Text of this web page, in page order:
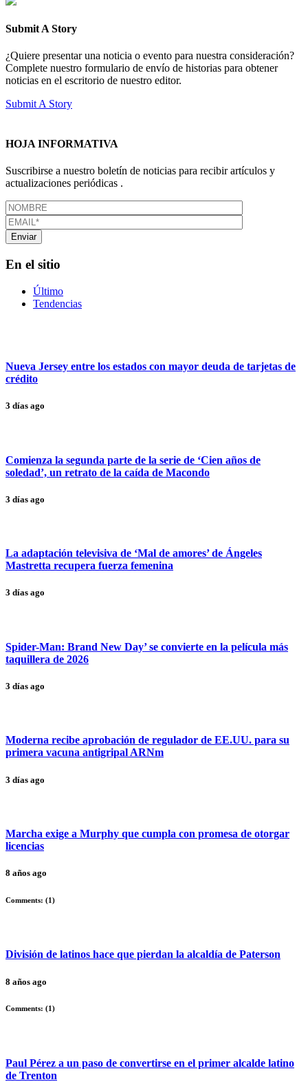
Submit A Story
¿Quiere presentar una noticia o evento para nuestra consideración?
Complete nuestro formulario de envío de historias para obtener
noticias en el escritorio de nuestro editor.
Submit A Story
HOJA INFORMATIVA
Suscribirse a nuestro boletín de noticias para recibir artículos y
actualizaciones periódicas .
En el sitio
Último
Tendencias
Nueva Jersey entre los estados con mayor deuda de tarjetas de
crédito
3 días ago
Comienza la segunda parte de la serie de ‘Cien años de
soledad’, un retrato de la caída de Macondo
3 días ago
La adaptación televisiva de ‘Mal de amores’ de Ángeles
Mastretta recupera fuerza femenina
3 días ago
Spider-Man: Brand New Day’ se convierte en la película más
taquillera de 2026
3 días ago
Moderna recibe aprobación de regulador de EE.UU. para su
primera vacuna antigripal ARNm
3 días ago
Marcha exige a Murphy que cumpla con promesa de otorgar
licencias
8 años ago
Comments: (1)
División de latinos hace que pierdan la alcaldía de Paterson
8 años ago
Comments: (1)
Paul Pérez a un paso de convertirse en el primer alcalde latino
de Trenton